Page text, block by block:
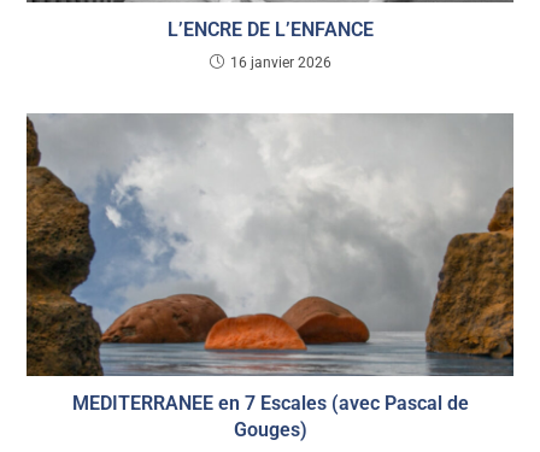
L’ENCRE DE L’ENFANCE
16 janvier 2026
MEDITERRANEE en 7 Escales (avec Pascal de
Gouges)